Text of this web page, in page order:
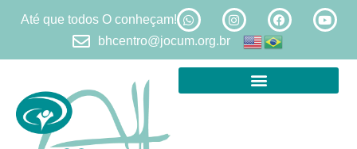
Até que todos O conheçam!
bhcentro@jocum.org.br